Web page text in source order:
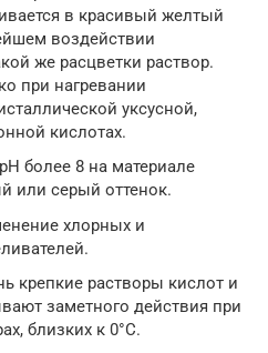
в красивый желтый
воздействии
же расцветки раствор.
при нагревании
уксусной,
кислотах.
более 8 на материале
или серый оттенок.
хлорных и
крепкие растворы кислот и
заметного действия при
близких к 0°С.